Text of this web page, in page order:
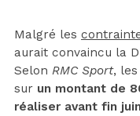
Malgré les
aurait convaincu la
Selon RMC Sport,
sur un montant de
réaliser avant fin